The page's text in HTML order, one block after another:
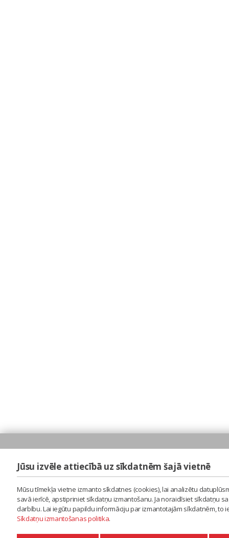
Jūsu izvēle attiecībā uz sīkdatnēm šajā vietnē
Mūsu tīmekļa vietne izmanto sīkdatnes (cookies), lai analizētu
savā ierīcē, apstipriniet sīkdatņu izmantošanu. Ja noraidīsiet sīkdatņu
darbību. Lai iegūtu papildu informāciju par izmantotajām sīkdatnēm,
Sīkdatņu izmantošanas politika.